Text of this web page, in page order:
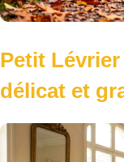
Petit
délicat et